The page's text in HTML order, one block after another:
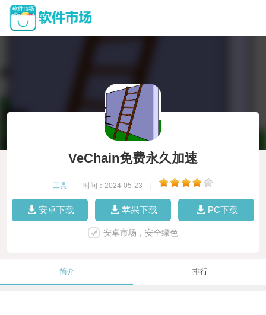
VeChain免费永久加速
工具 时间：2024-05-23
安卓下载 苹果下载 PC下载
安卓市场，安全绿色
简介 排行